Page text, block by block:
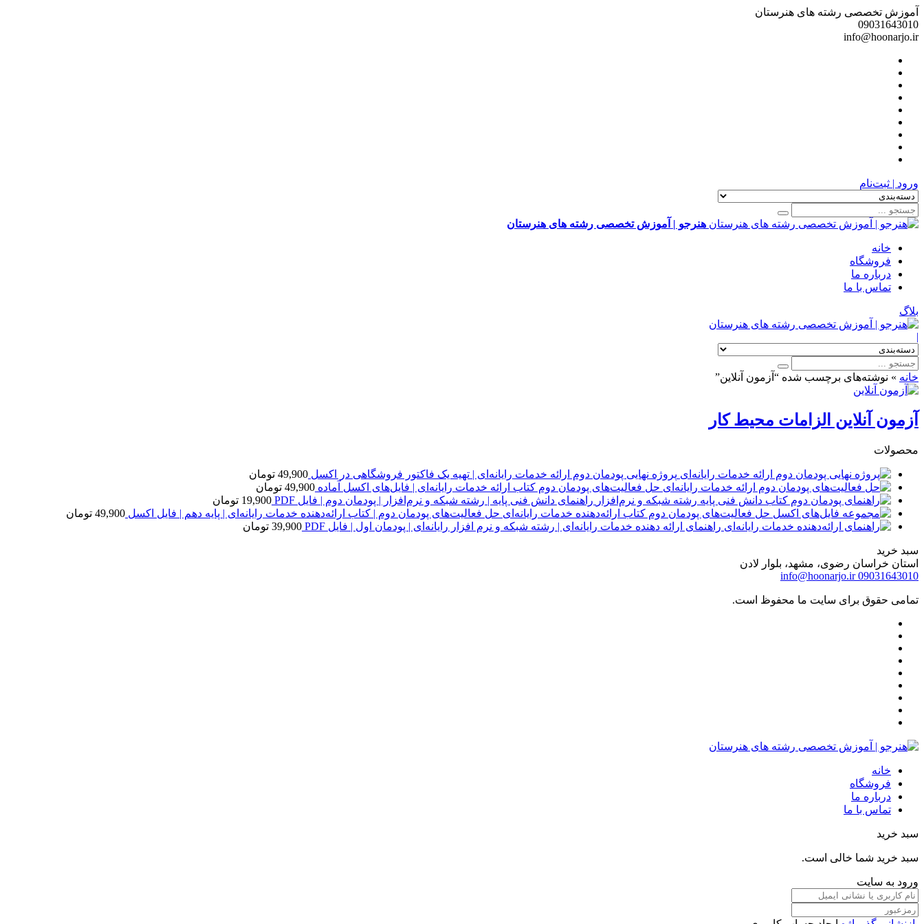
آموزش تخصصی رشته های هنرستان
09031643010
info@hoonarjo.ir
ورود | ثبت‌نام
هنرجو | آموزش تخصصی رشته های هنرستان
خانه
فروشگاه
درباره ما
تماس با ما
بلاگ
|
خانه » نوشته‌های برچسب شده “آزمون آنلاین”
آزمون آنلاین الزامات محیط کار
محصولات
پروژه نهایی پودمان دوم ارائه خدمات رایانه‌ای | تهیه یک فاکتور فروشگاهی در اکسل 49,900 تومان
حل فعالیت‌های پودمان دوم کتاب ارائه خدمات رایانه‌ای | فایل‌های اکسل آماده 49,900 تومان
راهنمای دانش فنی پایه | رشته شبکه و نرم‌افزار | پودمان دوم | فایل PDF
19,900 تومان
حل فعالیت‌های پودمان دوم | کتاب ارائه‌دهنده خدمات رایانه‌ای | پایه دهم | فایل اکسل 49,900 تومان
راهنمای ارائه دهنده خدمات رایانه‌ای | رشته شبکه و نرم افزار رایانه‌ای | پودمان اول | فایل PDF
39,900 تومان
سبد خرید
استان خراسان رضوی، مشهد، بلوار لادن
09031643010
info@hoonarjo.ir
تمامی حقوق برای سایت ما محفوظ است.
خانه
فروشگاه
درباره ما
تماس با ما
سبد خرید
سبد خرید شما خالی است.
ورود به سایت